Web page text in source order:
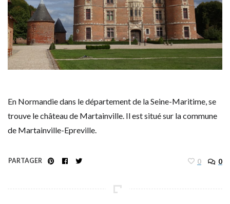
En Normandie dans le département de la Seine-Maritime, se
trouve le château de Martainville. Il est situé sur la commune
de Martainville-Epreville.
PARTAGER 0 0